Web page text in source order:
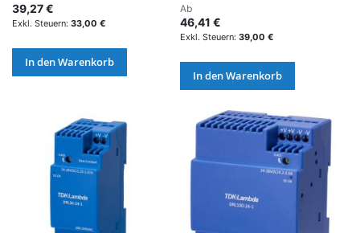
39,27 €
33,00 €
In den Warenkorb
Ab
46,41 €
39,00 €
In den Warenkorb